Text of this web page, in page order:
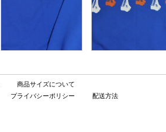
商品サイズについて
プライバシーポリシー 配送方法